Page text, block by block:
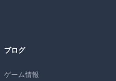
ブログ
ゲーム情報